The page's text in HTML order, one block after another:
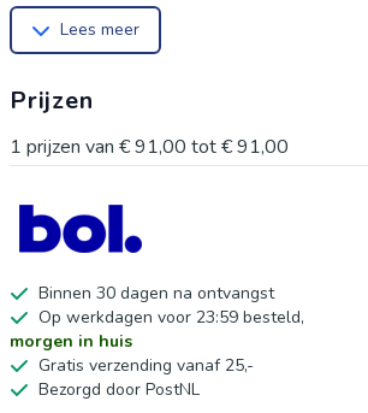
faux fluwelen stof, biedt het niet alleen
perfecte aanvulling voor je bank, fauteuil of
voor het creëren van een gezellige sfeer, of
om je zitmeubel op te fleuren. Dankzij de
randen en het duurzame materiaal is het
tegen dagelijks gebruik, terwijl de wasbare
onderhoud eenvoudig maken. Zo blijft het
en aantrekkelijk uitzien. Het uitstekende
voor een product dat niet alleen mooi is,
Lees meer
Prijzen
1 prijzen van € 91,00 tot€ 91,00
Binnen 30 dagen na ontvangst
Op werkdagen voor 23:59 besteld,
morgen in huis
Gratis verzending vanaf 25,-
Bezorgd door PostNL